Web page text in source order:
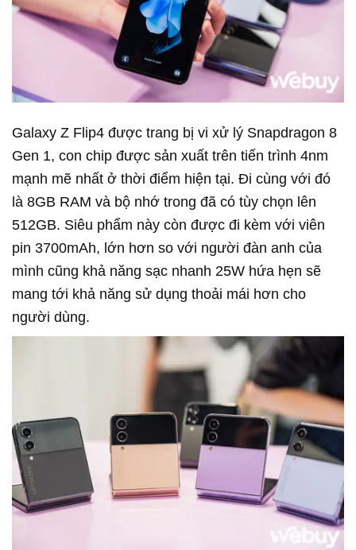
Galaxy Z Flip4 được trang bị vi xử lý Snapdragon 8
Gen 1, con chip được sản xuất trên tiến trình 4nm
mạnh mẽ nhất ở thời điểm hiện tại. Đi cùng với đó
là 8GB RAM và bộ nhớ trong đã có tùy chọn lên
512GB. Siêu phẩm này còn được đi kèm với viên
pin 3700mAh, lớn hơn so với người đàn anh của
mình cũng khả năng sạc nhanh 25W hứa hẹn sẽ
mang tới khả năng sử dụng thoải mái hơn cho
người dùng.